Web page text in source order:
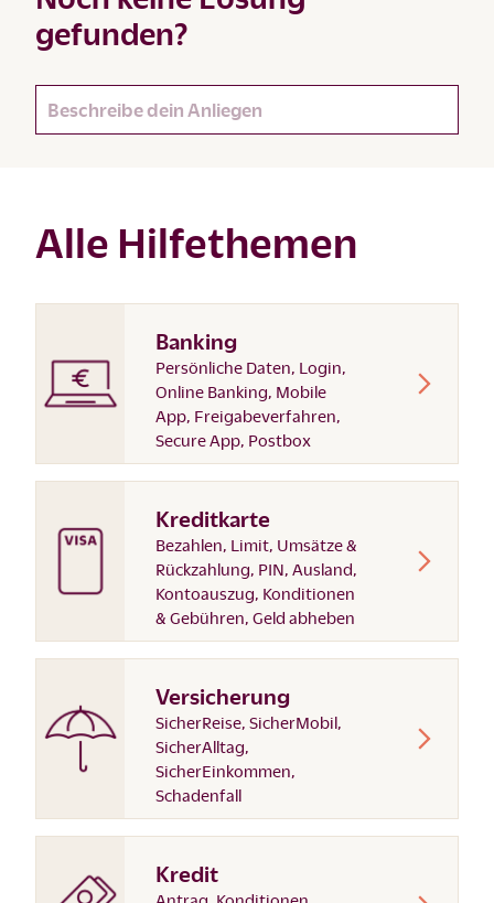
gefunden?
Alle Hilfethemen
Banking
Persönliche Daten, Login,
Online Banking, Mobile
App, Freigabeverfahren,
Secure App, Postbox
Kreditkarte
Bezahlen, Limit, Umsätze &
Rückzahlung, PIN, Ausland,
Kontoauszug, Konditionen
& Gebühren, Geld abheben
Versicherung
SicherReise, SicherMobil,
SicherAlltag,
SicherEinkommen,
Schadenfall
Kredit